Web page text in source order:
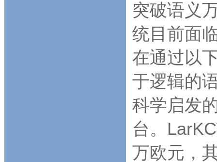
突破语义
统目前面
在通过以
于逻辑的
科学启发
台。
万欧元，